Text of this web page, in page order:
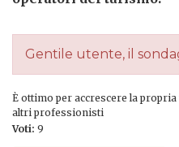
Gentile utente, il
È ottimo per accrescere la
altri professionisti
Voti: 9